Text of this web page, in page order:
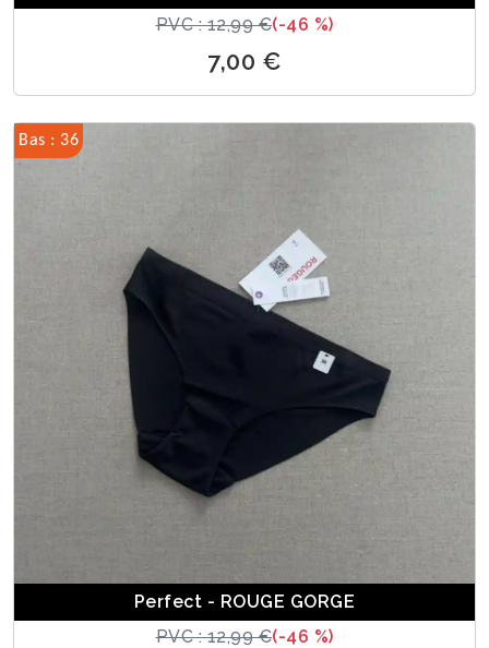
PVC : 12,99 €(-46 %)
7,00 €
Bas : 36
Perfect - ROUGE GORGE
PVC : 12,99 €(-46 %)